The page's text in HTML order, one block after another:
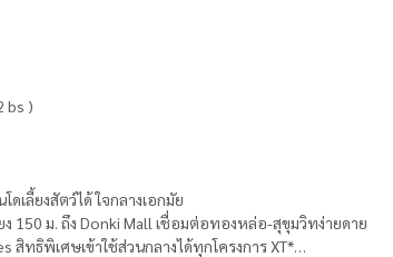
2 bs )
เลี้ยงสัตว์ได้ ใจกลางเอกมัย
ง 150 ม. ถึง Donki Mall เชื่อมต่อทองหล่อ-สุขุมวิทง่ายดาย
สิทธิพิเศษเข้าใช้ส่วนกลางได้ทุกโครงการ XT*